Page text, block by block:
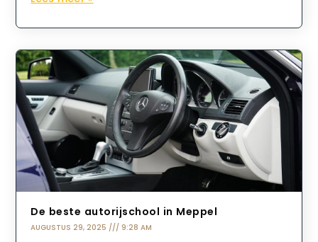
De beste autorijschool in Meppel
AUGUSTUS 29, 2025 9:28 AM